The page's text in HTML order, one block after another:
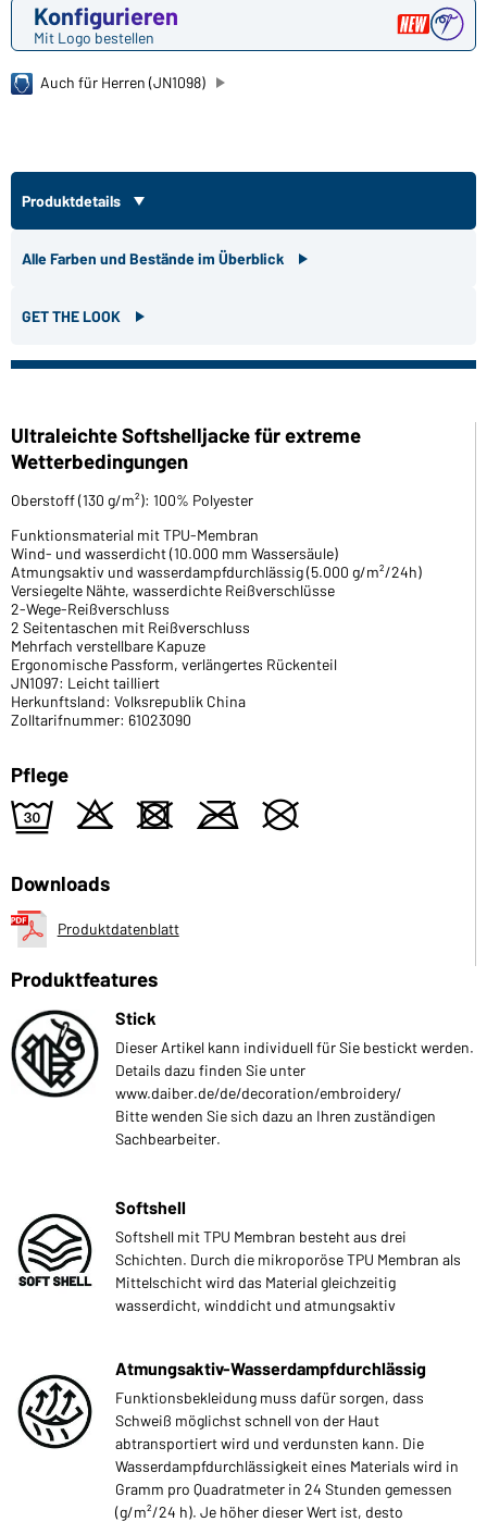
Konfigurieren
Mit Logo bestellen
Auch für Herren (JN1098)
Produktdetails
Alle Farben und Bestände im Überblick
GET THE LOOK
Ultraleichte Softshelljacke für extreme
Wetterbedingungen
Oberstoff (130 g/m²): 100% Polyester
Funktionsmaterial mit TPU-Membran
Wind- und wasserdicht (10.000 mm Wassersäule)
Atmungsaktiv und wasserdampfdurchlässig (5.000 g/m²/24h)
Versiegelte Nähte, wasserdichte Reißverschlüsse
2-Wege-Reißverschluss
2 Seitentaschen mit Reißverschluss
Mehrfach verstellbare Kapuze
Ergonomische Passform, verlängertes Rückenteil
JN1097: Leicht tailliert
Herkunftsland: Volksrepublik China
Zolltarifnummer: 61023090
Pflege
e o d m U
Downloads
Produktdatenblatt
Produktfeatures
Stick
Dieser Artikel kann individuell für Sie bestickt werden.
Details dazu finden Sie unter
www.daiber.de/de/decoration/embroidery/
Bitte wenden Sie sich dazu an Ihren zuständigen
Sachbearbeiter.
Softshell
Softshell mit TPU Membran besteht aus drei
Schichten. Durch die mikroporöse TPU Membran als
Mittelschicht wird das Material gleichzeitig
wasserdicht, winddicht und atmungsaktiv
Atmungsaktiv-Wasserdampfdurchlässig
Funktionsbekleidung muss dafür sorgen, dass
Schweiß möglichst schnell von der Haut
abtransportiert wird und verdunsten kann. Die
Wasserdampfdurchlässigkeit eines Materials wird in
Gramm pro Quadratmeter in 24 Stunden gemessen
(g/m²/24 h). Je höher dieser Wert ist, desto